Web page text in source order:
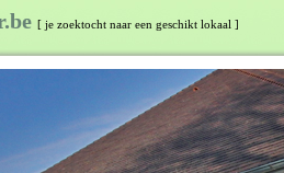
[ je zoektocht naar een geschikt lokaal ]